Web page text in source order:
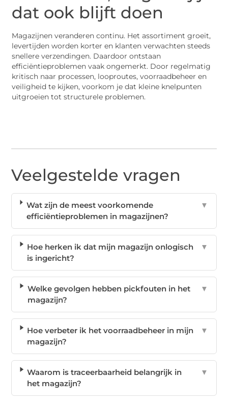
dat ook blijft doen
Magazijnen veranderen continu. Het assortiment groeit,
levertijden worden korter en klanten verwachten steeds
snellere verzendingen. Daardoor ontstaan
efficiëntieproblemen vaak ongemerkt. Door regelmatig
kritisch naar processen, looproutes, voorraadbeheer en
veiligheid te kijken, voorkom je dat kleine knelpunten
uitgroeien tot structurele problemen.
Veelgestelde vragen
Wat zijn de meest voorkomende
efficiëntieproblemen in magazijnen?
▼
Hoe herken ik dat mijn magazijn onlogisch
is ingericht?
▼
Welke gevolgen hebben pickfouten in het
magazijn?
▼
Hoe verbeter ik het voorraadbeheer in mijn
magazijn?
▼
Waarom is traceerbaarheid belangrijk in
het magazijn?
▼